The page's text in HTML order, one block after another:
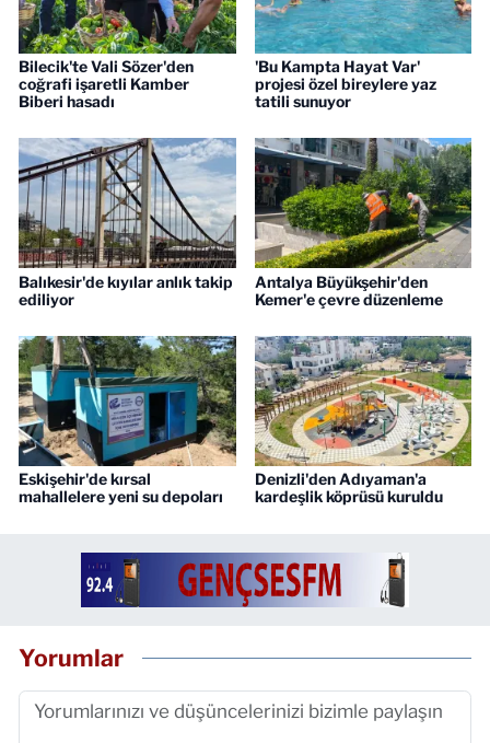
Bilecik'te Vali Sözer'den
coğrafi işaretli Kamber
Biberi hasadı
'Bu Kampta Hayat Var'
projesi özel bireylere yaz
tatili sunuyor
Balıkesir'de kıyılar anlık takip
ediliyor
Antalya Büyükşehir'den
Kemer'e çevre düzenleme
Eskişehir'de kırsal
mahallelere yeni su depoları
Denizli'den Adıyaman'a
kardeşlik köprüsü kuruldu
Yorumlar